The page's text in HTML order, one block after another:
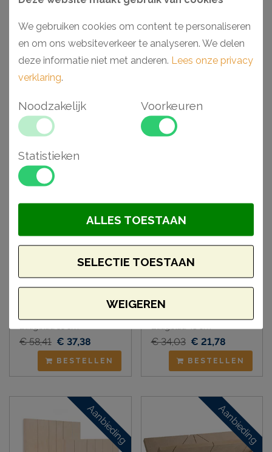
- Onmisbaar tijdens montage
- Voor inwendige en uitwendige hoeken
Gerelateerde
artikelen
Aanbieding
Zaagblad 55 cm
€ 58,41 € 37,38
BESTELLEN
Aanbieding
NMC Verstekzaag voor
Zaagblad 48 cm
€ 34,03 € 21,78
BESTELLEN
Aanbieding Aanbieding
We gebruiken cookies om content te personaliseren
en om ons websiteverkeer te analyseren. We delen
deze informatie niet met anderen. Lees onze privacy
verklaring.
Noodzakelijk Voorkeuren
Statistieken
WEIGEREN
SELECTIE TOESTAAN
ALLES TOESTAAN